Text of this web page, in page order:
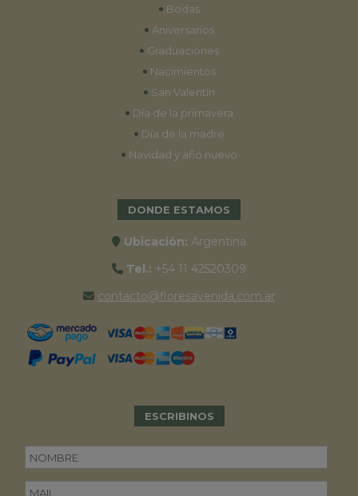
• Bodas
• Aniversarios
• Graduaciones
• Nacimientos
• San Valentín
• Día de la primavera
• Día de la madre
• Navidad y año nuevo
DONDE ESTAMOS
Ubicación: Argentina
Tel.: +54 11 42520309
contacto@floresavenida.com.ar
ESCRIBINOS